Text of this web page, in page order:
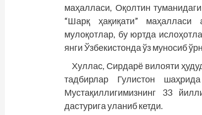
маҳалласи, Оқолтин
“Шарқ ҳақиқати” маҳалласи
мулоқотлар, бу юртда
янги Ўзбекистонда ўз муносиб
Хуллас, Сирдарё вилояти
тадбирлар Гулистон
Мустақиллигимизнинг 33
дастурига уланиб кетди.